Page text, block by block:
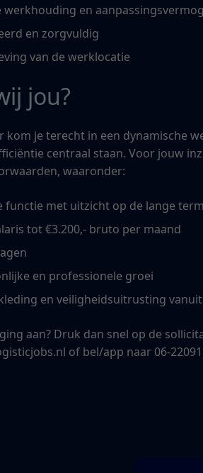
werkhouding en
en zorgvuldig
van de werklocatie
jou?
kom je terecht in een dynamische
centraal staan. Voor jouw
waaronder:
functie met uitzicht op de lange
tot €3.200,- bruto per maand
en professionele groei
en veiligheidsuitrusting
aan? Druk dan snel op de
of bel/app naar 06-